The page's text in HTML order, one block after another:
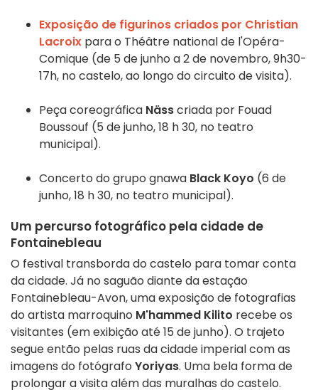
Exposição de figurinos criados por Christian
Lacroix para o Théâtre national de l'Opéra-
Comique (de 5 de junho a 2 de novembro, 9h30-
17h, no castelo, ao longo do circuito de visita).
Peça coreográfica Nässcriada por Fouad
Boussouf (5 de junho, 18 h 30, no teatro
municipal).
Concerto do grupo gnawa Black Koyo (6 de
junho, 18 h 30, no teatro municipal).
Um percurso fotográfico pela cidade de
Fontainebleau
O festival transborda do castelo para tomar conta
da cidade. Já no saguão diante da estação
Fontainebleau-Avon, uma exposição de fotografias
do artista marroquino M'hammed Kilito recebe os
visitantes (em exibição até 15 de junho). O trajeto
segue então pelas ruas da cidade imperial com as
imagens do fotógrafo Yoriyas. Uma bela forma de
prolongar a visita além das muralhas do castelo.